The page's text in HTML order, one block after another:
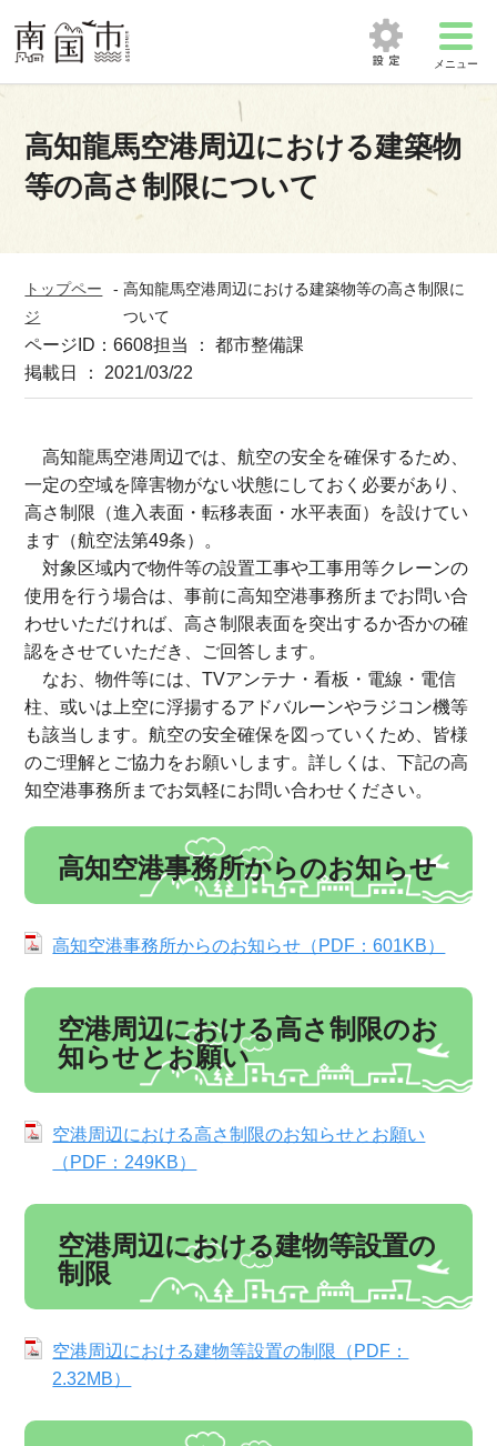
メニュー
高知龍馬空港周辺における建築物
等の高さ制限について
トップペー
ジ
- 高知龍馬空港周辺における建築物等の高さ制限に
ついて
ページID：6608担当 ： 都市整備課
掲載日 ： 2021/03/22
高知龍馬空港周辺では、航空の安全を確保するため、
一定の空域を障害物がない状態にしておく必要があり、
高さ制限（進入表面・転移表面・水平表面）を設けてい
ます（航空法第49条）。
対象区域内で物件等の設置工事や工事用等クレーンの
使用を行う場合は、事前に高知空港事務所までお問い合
わせいただければ、高さ制限表面を突出するか否かの確
認をさせていただき、ご回答します。
なお、物件等には、TVアンテナ・看板・電線・電信
柱、或いは上空に浮揚するアドバルーンやラジコン機等
も該当します。航空の安全確保を図っていくため、皆様
のご理解とご協力をお願いします。詳しくは、下記の高
知空港事務所までお気軽にお問い合わせください。
高知空港事務所からのお知らせ
高知空港事務所からのお知らせ（PDF：601KB）
空港周辺における高さ制限のお
知らせとお願い
空港周辺における高さ制限のお知らせとお願い
（PDF：249KB）
空港周辺における建物等設置の
制限
空港周辺における建物等設置の制限（PDF：
2.32MB）